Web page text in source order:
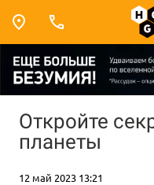
Откройте
планеты
12 май 2023 13:21